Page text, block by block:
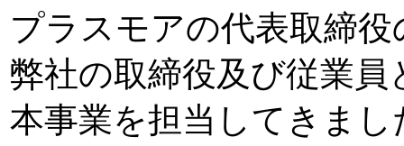
プラスモアの代表取締
弊社の取締役及び従業員
本事業を担当してきま